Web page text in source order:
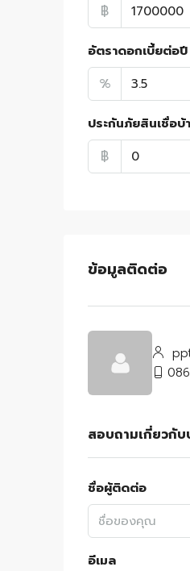
฿
อัตราดอกเบี้ยต่อปี
%
ประกันภัยสินเชื่อบ้
฿
ข้อมูลติดต่อ
สอบถามเกี่ยวกับ
ชื่อผู้ติดต่อ
อีเมล